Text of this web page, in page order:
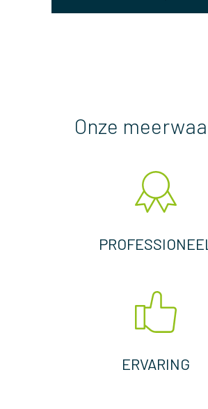
Onze
PROFESSIONEEL
ERVARING